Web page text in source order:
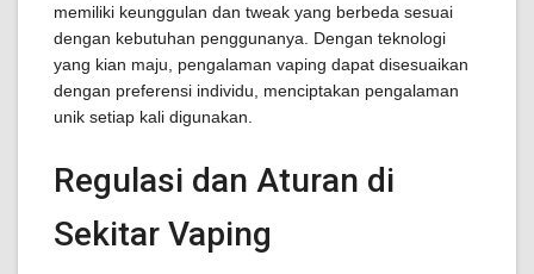
memiliki keunggulan dan tweak yang berbeda sesuai
dengan kebutuhan penggunanya. Dengan teknologi
yang kian maju, pengalaman vaping dapat disesuaikan
dengan preferensi individu, menciptakan pengalaman
unik setiap kali digunakan.
Regulasi dan Aturan di
Sekitar Vaping